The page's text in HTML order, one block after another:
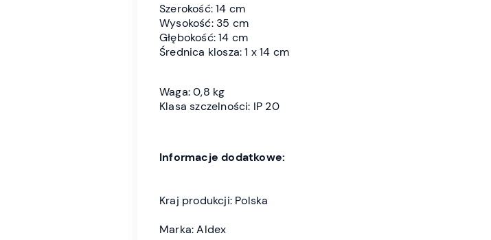
Szerokość: 14 cm
Wysokość: 35 cm
Głębokość: 14 cm
Średnica klosza: 1 x 14 cm
Waga: 0,8 kg
Klasa szczelności: IP 20
Informacje dodatkowe:
Kraj produkcji: Polska
Marka: Aldex